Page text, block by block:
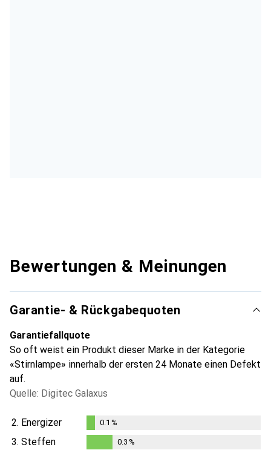
Bewertungen & Meinungen
Garantie- & Rückgabequoten
Garantiefallquote
So oft weist ein Produkt dieser Marke in der Kategorie
«Stirnlampe» innerhalb der ersten 24 Monate einen Defekt
auf.
Quelle: Digitec Galaxus
2. Energizer
%
0.1 %
3. Steffen 0.3 %